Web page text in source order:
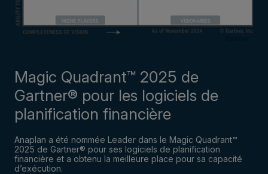
Magic Quadrant™ 2025 de
Gartner® pour les logiciels de
planification financière
Anaplan a été nommée Leader dans le Magic Quadrant™
2025 de Gartner® pour ses logiciels de planification
financière et a obtenu la meilleure place pour sa capacité
d’exécution.